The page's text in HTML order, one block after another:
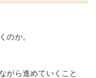
のか。
がら進めていくこと